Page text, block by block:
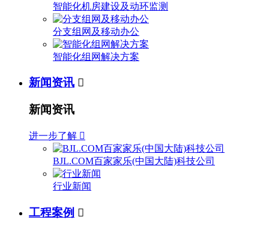
智能化机房建设及动环监测
分支组网及移动办公
智能化组网解决方案
新闻资讯 
新闻资讯
进一步了解 
BJL.COM百家家乐(中国大陆)科技公司
行业新闻
工程案例 